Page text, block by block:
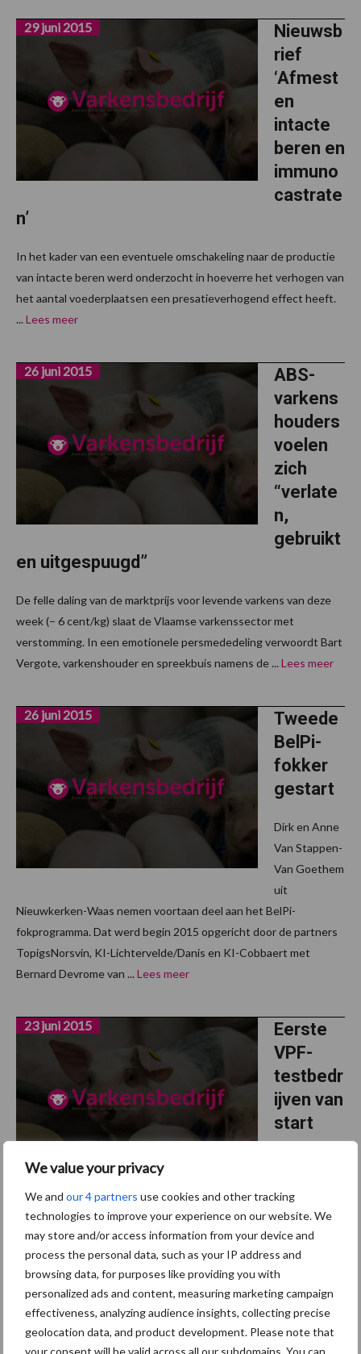
We value your privacy
We and our 4 partners use cookies and other tracking
technologies to improve your experience on our website. We
may store and/or access information from your device and
process the personal data, such as your IP address and
browsing data, for purposes like providing you with
personalized ads and content, measuring marketing campaign
effectiveness, analyzing audience insights, collecting precise
geolocation data, and product development. Please note that
your consent will be valid across all our subdomains. You can
Nieuwsb
rief
‘Afmest
en
intacte
beren en
immuno
castrate
n’
29 juni 2015
In het kader van een eventuele omschakeling naar de productie
van intacte beren werd onderzocht in hoeverre het verhogen van
het aantal voederplaatsen een presatieverhogend effect heeft.
... Lees meer
ABS-
varkens
houders
voelen
zich
“verlate
n,
gebruikt
en uitgespuugd”
26 juni 2015
De felle daling van de marktprijs voor levende varkens van deze
week (– 6 cent/kg) slaat de Vlaamse varkenssector met
verstomming. In een emotionele persmededeling verwoordt Bart
Vergote, varkenshouder en spreekbuis namens de ... Lees meer
Tweede
BelPi-
fokker
gestart
26 juni 2015
Dirk en Anne
Van Stappen-
Van Goethem
uit
Nieuwkerken-Waas nemen voortaan deel aan het BelPi-
fokprogramma. Dat werd begin 2015 opgericht door de partners
TopigsNorsvin, KI-Lichtervelde/Danis en KI-Cobbaert met
Bernard Devrome van ... Lees meer
Eerste
VPF-
testbedr
ijven van
start
23 juni 2015
Fokkerij is
midden mei gestart met de dekkingen op drie testbedrijven.
“Daarmee zitten we volledig op schema”, stelt manager Chris
Voederk
osten
8 juni 2015